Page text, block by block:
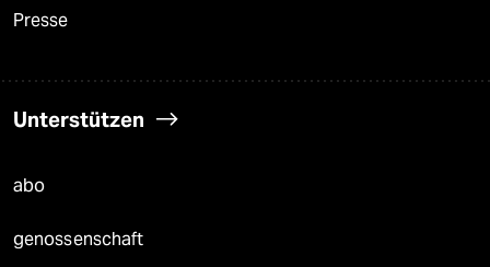
Presse
Unterstützen
abo
genossenschaft